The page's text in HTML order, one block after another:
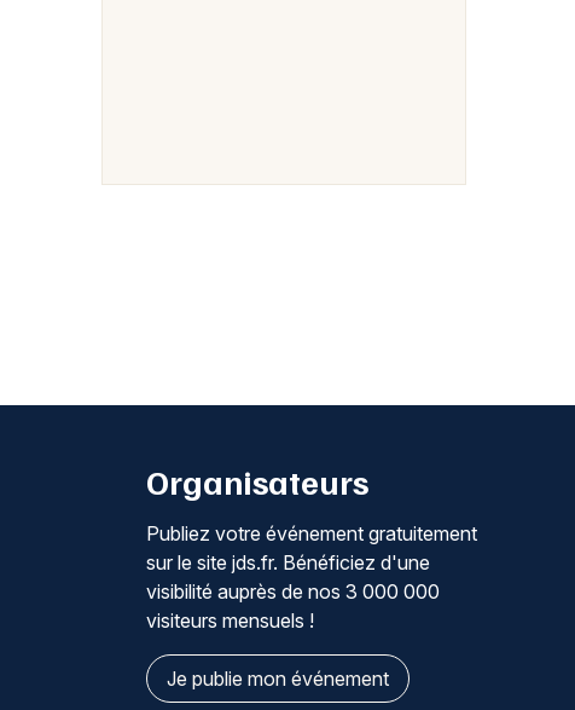
Organisateurs
Publiez votre événement gratuitement
sur le site jds.fr. Bénéficiez d'une
visibilité auprès de nos 3 000 000
visiteurs mensuels !
Je publie mon événement